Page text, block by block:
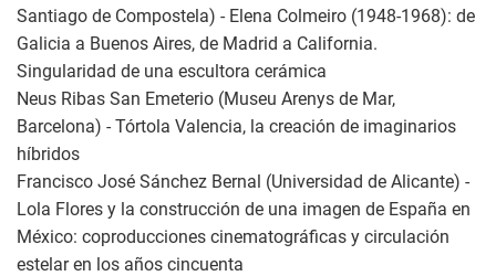
Santiago de Compostela) - Elena Colmeiro (1948-1968): de
Galicia a Buenos Aires, de Madrid a California.
Singularidad de una escultora cerámica
Neus Ribas San Emeterio (Museu Arenys de Mar,
Barcelona) - Tórtola Valencia, la creación de imaginarios
híbridos
Francisco José Sánchez Bernal (Universidad de Alicante) -
Lola Flores y la construcción de una imagen de España en
México: coproducciones cinematográficas y circulación
estelar en los años cincuenta